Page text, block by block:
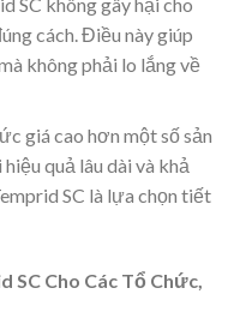
cách. Điều này giúp
không phải lo lắng về
giá cao hơn một số sản
quả lâu dài và khả
SC là lựa chọn tiết
SC Cho Các Tổ Chức,